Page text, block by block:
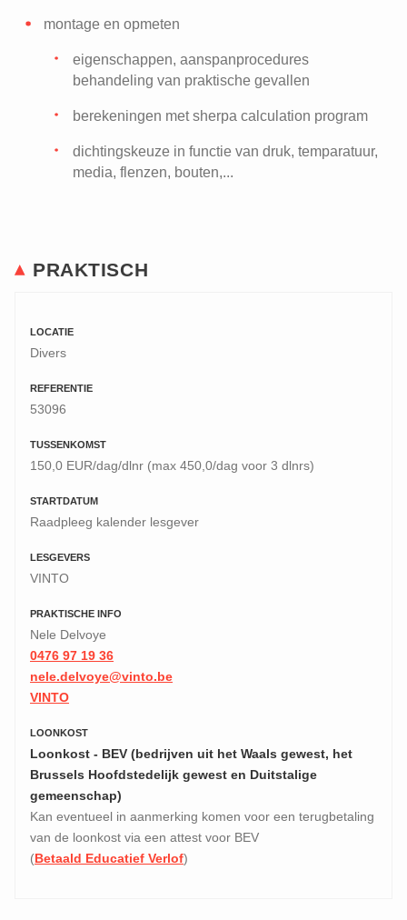
montage en opmeten
eigenschappen, aanspanprocedures
behandeling van praktische gevallen
berekeningen met sherpa calculation program
dichtingskeuze in functie van druk, temparatuur,
media, flenzen, bouten,...
PRAKTISCH
LOCATIE
Divers
REFERENTIE
53096
TUSSENKOMST
150,0 EUR/dag/dlnr (max 450,0/dag voor 3 dlnrs)
STARTDATUM
Raadpleeg kalender lesgever
LESGEVERS
VINTO
PRAKTISCHE INFO
Nele Delvoye
0476 97 19 36
nele.delvoye@vinto.be
VINTO
LOONKOST
Loonkost - BEV (bedrijven uit het Waals gewest, het
Brussels Hoofdstedelijk gewest en Duitstalige
gemeenschap)
Kan eventueel in aanmerking komen voor een terugbetaling
van de loonkost via een attest voor BEV
(Betaald Educatief Verlof)